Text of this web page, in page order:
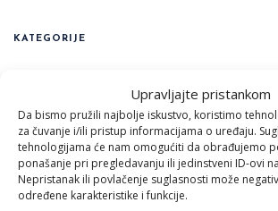
Upravljajte pristankom
Da bismo pružili najbolje iskustvo, koristimo
za čuvanje i/ili pristup informacijama o uređaju.
tehnologijama će nam omogućiti da obrađujemo
ponašanje pri pregledavanju ili jedinstveni ID-ovi
Nepristanak ili povlačenje suglasnosti može
određene karakteristike i funkcije.
KATEGORIJE
D01. Psihijatrija
D02. Nutrionizam
D03. Anqudropologija